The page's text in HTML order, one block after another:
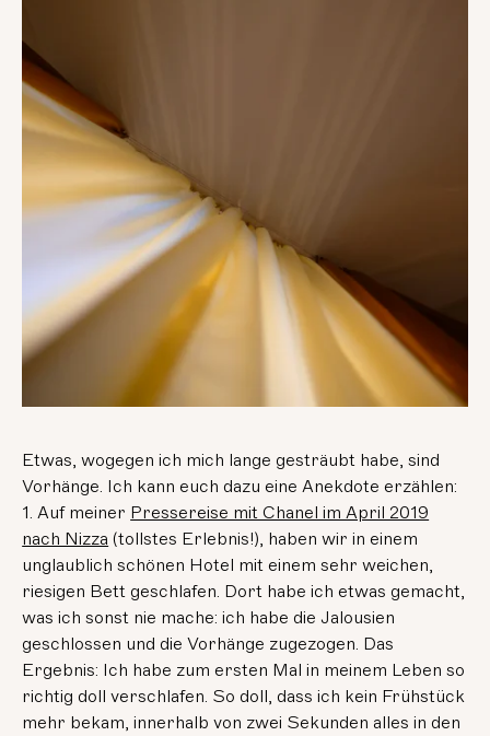
Etwas, wogegen ich mich lange gesträubt habe, sind
Vorhänge. Ich kann euch dazu eine Anekdote erzählen:
1. Auf meiner Pressereise mit Chanel im April 2019
nach Nizza (tollstes Erlebnis!), haben wir in einem
unglaublich schönen Hotel mit einem sehr weichen,
riesigen Bett geschlafen. Dort habe ich etwas gemacht,
was ich sonst nie mache: ich habe die Jalousien
geschlossen und die Vorhänge zugezogen. Das
Ergebnis: Ich habe zum ersten Mal in meinem Leben so
richtig doll verschlafen. So doll, dass ich kein Frühstück
mehr bekam, innerhalb von zwei Sekunden alles in den